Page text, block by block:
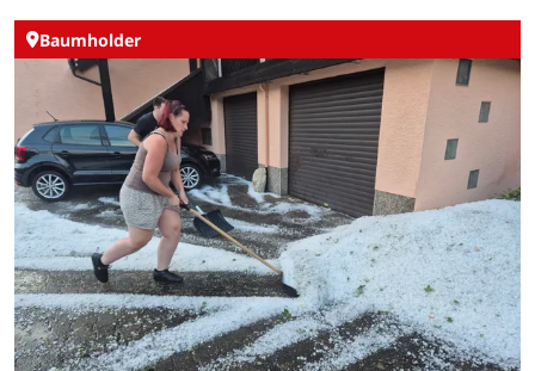
Baumholder